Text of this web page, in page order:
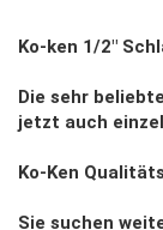
Ko-ken 1/2″
Die sehr
jetzt auch
Ko-Ken
Sie suchen